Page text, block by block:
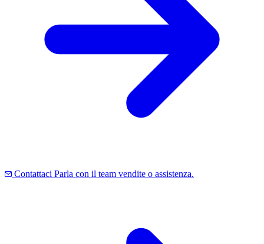
Contattaci Parla con il team vendite o assistenza.